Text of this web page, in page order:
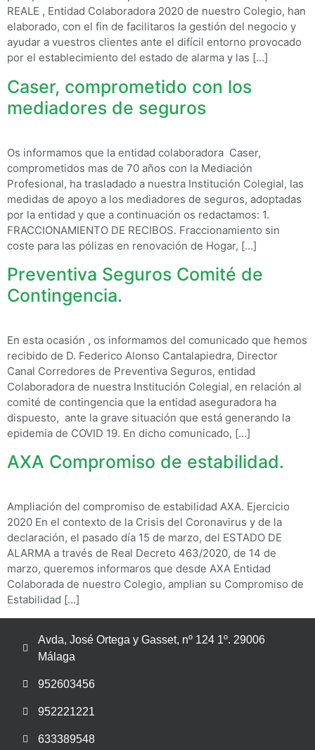
REALE , Entidad Colaboradora 2020 de nuestro Colegio, han
elaborado, con el fin de facilitaros la gestión del negocio y
ayudar a vuestros clientes ante el difícil entorno provocado
por el establecimiento del estado de alarma y las […]
Caser, comprometido con los
mediadores de seguros
Os informamos que la entidad colaboradora Caser,
comprometidos mas de 70 años con la Mediación
Profesional, ha trasladado a nuestra Institución Colegial, las
medidas de apoyo a los mediadores de seguros, adoptadas
por la entidad y que a continuación os redactamos: 1.
FRACCIONAMIENTO DE RECIBOS. Fraccionamiento sin
coste para las pólizas en renovación de Hogar, […]
Preventiva Seguros Comité de
Contingencia.
En esta ocasión , os informamos del comunicado que hemos
recibido de D. Federico Alonso Cantalapiedra, Director
Canal Corredores de Preventiva Seguros, entidad
Colaboradora de nuestra Institución Colegial, en relación al
comité de contingencia que la entidad aseguradora ha
dispuesto, ante la grave situación que está generando la
epidemia de COVID 19. En dicho comunicado, […]
AXA Compromiso de estabilidad.
Ampliación del compromiso de estabilidad AXA. Ejercicio
2020 En el contexto de la Crisis del Coronavirus y de la
declaración, el pasado día 15 de marzo, del ESTADO DE
ALARMA a través de Real Decreto 463/2020, de 14 de
marzo, queremos informaros que desde AXA Entidad
Colaborada de nuestro Colegio, amplian su Compromiso de
Estabilidad […]
Avda, José Ortega y Gasset, nº 124 1º. 29006
Málaga
952603456
952221221
633389548